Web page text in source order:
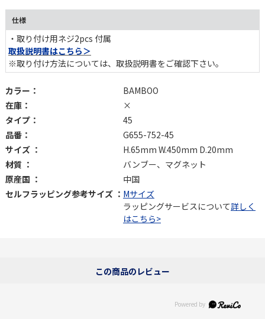
MAGNETIC TOOL HOLDERを使ったリメイクアイデアはこちら＞
仕様
・取り付け用ネジ2pcs 付属
取扱説明書はこちら＞
※取り付け方法については、取扱説明書をご確認下さい。
カラー：
BAMBOO
在庫：
×
タイプ：
45
品番：
G655-752-45
サイズ ：
H.65mm W.450mm D.20mm
材質 ：
バンブー、マグネット
原産国 ：
中国
セルフラッピング参考サイズ ： Mサイズ
ラッピングサービスについて詳しく
はこちら>
この商品のレビュー